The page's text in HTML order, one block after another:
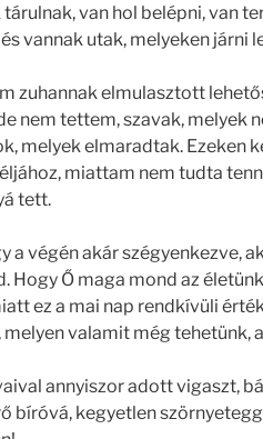
van hol belépni, van
vannak utak, melyeken járni
zuhannak elmulasztott
nem tettem, szavak, melyek
melyek elmaradtak. Ezeken
miattam nem tudta
tett.
a végén akár szégyenkezve,
Hogy Ő maga mond az
ez a mai nap rendkívüli
melyen valamit még tehetünk,
annyiszor adott vigaszt,
bíróvá, kegyetlen